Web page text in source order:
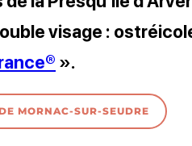
visage :
».
MORNAC-SUR-SEUDRE